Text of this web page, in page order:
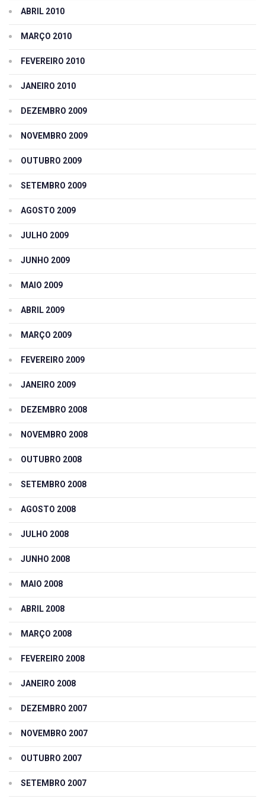
ABRIL 2010
MARÇO 2010
FEVEREIRO 2010
JANEIRO 2010
DEZEMBRO 2009
NOVEMBRO 2009
OUTUBRO 2009
SETEMBRO 2009
AGOSTO 2009
JULHO 2009
JUNHO 2009
MAIO 2009
ABRIL 2009
MARÇO 2009
FEVEREIRO 2009
JANEIRO 2009
DEZEMBRO 2008
NOVEMBRO 2008
OUTUBRO 2008
SETEMBRO 2008
AGOSTO 2008
JULHO 2008
JUNHO 2008
MAIO 2008
ABRIL 2008
MARÇO 2008
FEVEREIRO 2008
JANEIRO 2008
DEZEMBRO 2007
NOVEMBRO 2007
OUTUBRO 2007
SETEMBRO 2007